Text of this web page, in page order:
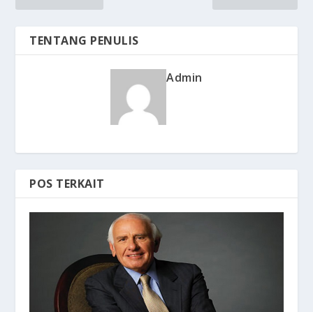
TENTANG PENULIS
Admin
POS TERKAIT